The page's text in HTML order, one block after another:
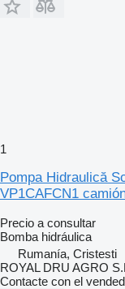
1
Pompa Hidraulică
VP1CAFCN1
Precio a consultar
Bomba hidráulica
Rumanía, Cristesti
ROYAL DRU AGRO
Contacte con el